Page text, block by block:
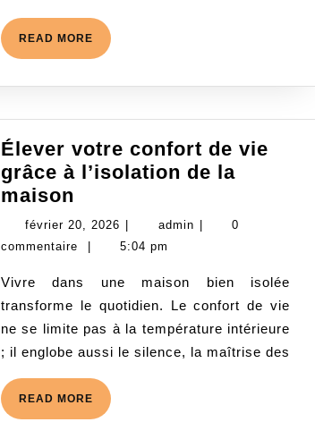
guide
complet
READ MORE READ
MORE
Élever votre confort de vie
grâce à l’isolation de la
maison
votre
confort
vie
grâce
à
l’isolation
de
la
février 20, 2026 février
20,
admin admin0
commentaire
5:04 pm
Vivre dans une maison bien isolée
transforme le quotidien. Le confort de vie
ne se limite pas à la température intérieure
; il englobe aussi le silence, la maîtrise des
READ MORE READ
MORE